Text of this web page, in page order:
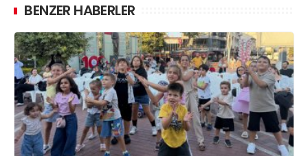
BENZER HABERLER